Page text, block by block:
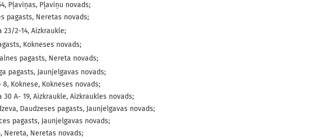
Pļaviņas, Pļaviņu novads;
pagasts, Neretas novads;
23/2-14, Aizkraukle;
Kokneses novads;
pagasts, Nereta novads;
pagasts, Jaunjelgavas novads;
8, Koknese, Kokneses novads;
30 A- 19, Aizkraukle, Aizkraukles novads;
Daudzeses pagasts, Jaunjelgavas novads;
pagasts, Jaunjelgavas novads;
Nereta, Neretas novads;